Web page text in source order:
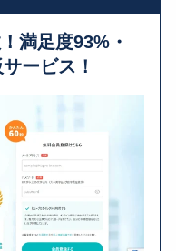
満足度93%・
ービス！